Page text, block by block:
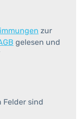
zur
gelesen und
Felder sind